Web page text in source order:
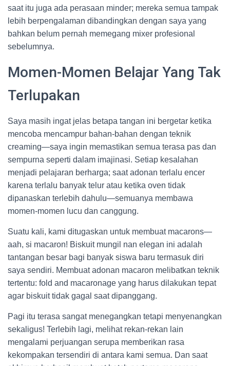
saat itu juga ada perasaan minder; mereka semua tampak
lebih berpengalaman dibandingkan dengan saya yang
bahkan belum pernah memegang mixer profesional
sebelumnya.
Momen-Momen Belajar Yang Tak
Terlupakan
Saya masih ingat jelas betapa tangan ini bergetar ketika
mencoba mencampur bahan-bahan dengan teknik
creaming—saya ingin memastikan semua terasa pas dan
sempurna seperti dalam imajinasi. Setiap kesalahan
menjadi pelajaran berharga; saat adonan terlalu encer
karena terlalu banyak telur atau ketika oven tidak
dipanaskan terlebih dahulu—semuanya membawa
momen-momen lucu dan canggung.
Suatu kali, kami ditugaskan untuk membuat macarons—
aah, si macaron! Biskuit mungil nan elegan ini adalah
tantangan besar bagi banyak siswa baru termasuk diri
saya sendiri. Membuat adonan macaron melibatkan teknik
tertentu: fold and macaronage yang harus dilakukan tepat
agar biskuit tidak gagal saat dipanggang.
Pagi itu terasa sangat menegangkan tetapi menyenangkan
sekaligus! Terlebih lagi, melihat rekan-rekan lain
mengalami perjuangan serupa memberikan rasa
kekompakan tersendiri di antara kami semua. Dan saat